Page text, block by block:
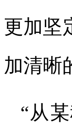
更加坚
加清晰
“从